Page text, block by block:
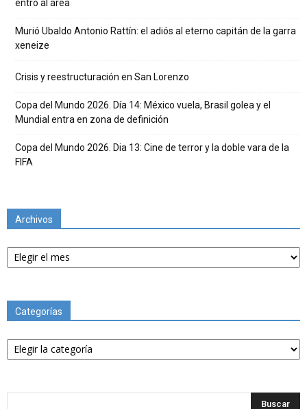
entró al área
Murió Ubaldo Antonio Rattín: el adiós al eterno capitán de la garra
xeneize
Crisis y reestructuración en San Lorenzo
Copa del Mundo 2026. Día 14: México vuela, Brasil golea y el
Mundial entra en zona de definición
Copa del Mundo 2026. Dia 13: Cine de terror y la doble vara de la
FIFA
Archivos
Archivos
Categorías
Categorías